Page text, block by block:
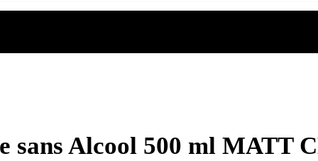
sans Alcool 500 ml MATT